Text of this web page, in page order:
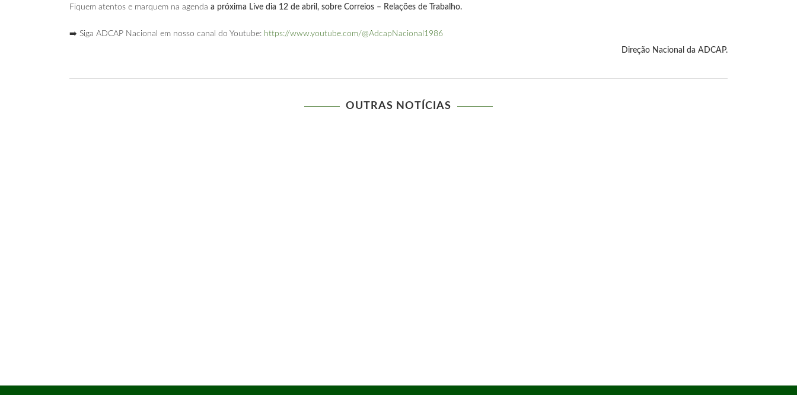
Fiquem atentos e marquem na agenda a próxima Live dia 12 de abril, sobre Correios – Relações de Trabalho.
➡️ Siga ADCAP Nacional em nosso canal do Youtube: https://www.youtube.com/@AdcapNacional1986
Direção Nacional da ADCAP.
OUTRAS NOTÍCIAS